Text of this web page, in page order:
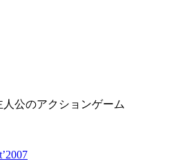
人公のアクションゲーム